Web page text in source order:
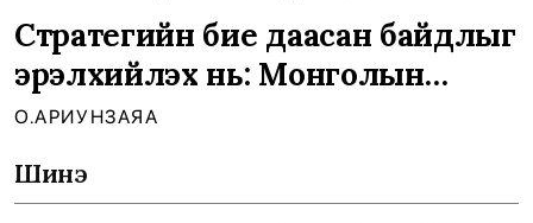
Стратегийн бие даасан байдлыг
эрэлхийлэх нь: Монголын
нийлүүлэлтийн сүлжээний далд
О.АРИУНЗАЯА
Шинэ